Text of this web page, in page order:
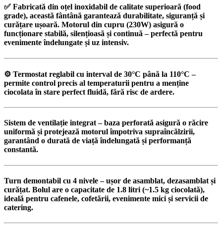
✅ Fabricată din oțel inoxidabil de calitate superioară (food
grade), această fântână garantează durabilitate, siguranță și
curățare ușoară. Motorul din cupru (230W) asigură o
funcționare stabilă, silențioasă și continuă – perfectă pentru
evenimente îndelungate și uz intensiv.
⚙️ Termostat reglabil cu interval de 30°C până la 110°C –
permite control precis al temperaturii pentru a menține
ciocolata în stare perfect fluidă, fără risc de ardere.
Sistem de ventilație integrat– baza perforată asigură o răcire
uniformă și protejează motorul împotriva supraîncălzirii,
garantând o durată de viață îndelungată și performanță
constantă.
Turn demontabil cu 4 nivele– ușor de asamblat, dezasamblat și
curățat. Bolul are o capacitate de 1.8 litri (~1.5 kg ciocolată),
ideală pentru cafenele, cofetării, evenimente mici și servicii de
catering.